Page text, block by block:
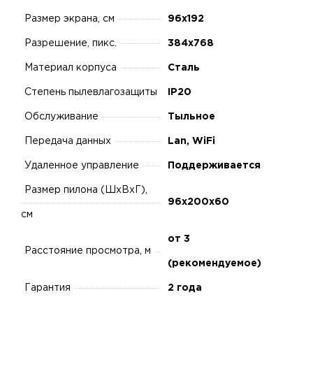
Размер экрана, см 96x192
Разрешение, пикс. 384x768
Материал корпуса Сталь
Степень пылевлагозащиты IP20
Обслуживание Тыльное
Передача данных Lan, WiFi
Удаленное управление Поддерживается
Размер пилона (ШхВхГ),
см
96х200х60
Расстояние просмотра, м
от 3
(рекомендуемое)
Гарантия 2 года